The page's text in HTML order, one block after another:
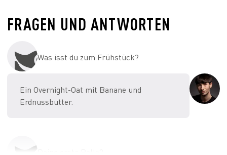
FRAGEN UND ANTWORTEN
Was isst du zum Frühstück?
Ein Overnight-Oat mit Banane und
Erdnussbutter.